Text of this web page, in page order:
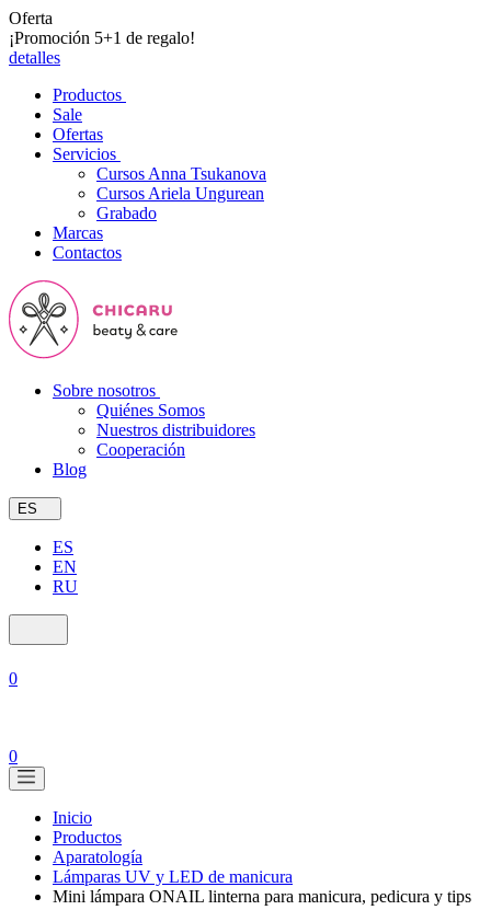
Oferta
¡Promoción 5+1 de regalo!
detalles
Productos
Sale
Ofertas
Servicios
Cursos Anna Tsukanova
Cursos Ariela Ungurean
Grabado
Marcas
Contactos
Sobre nosotros
Quiénes Somos
Nuestros distribuidores
Cooperación
Blog
ES
ES
EN
RU
0
0
Inicio
Productos
Aparatología
Lámparas UV y LED de manicura
Mini lámpara ONAIL linterna para manicura, pedicura y tips